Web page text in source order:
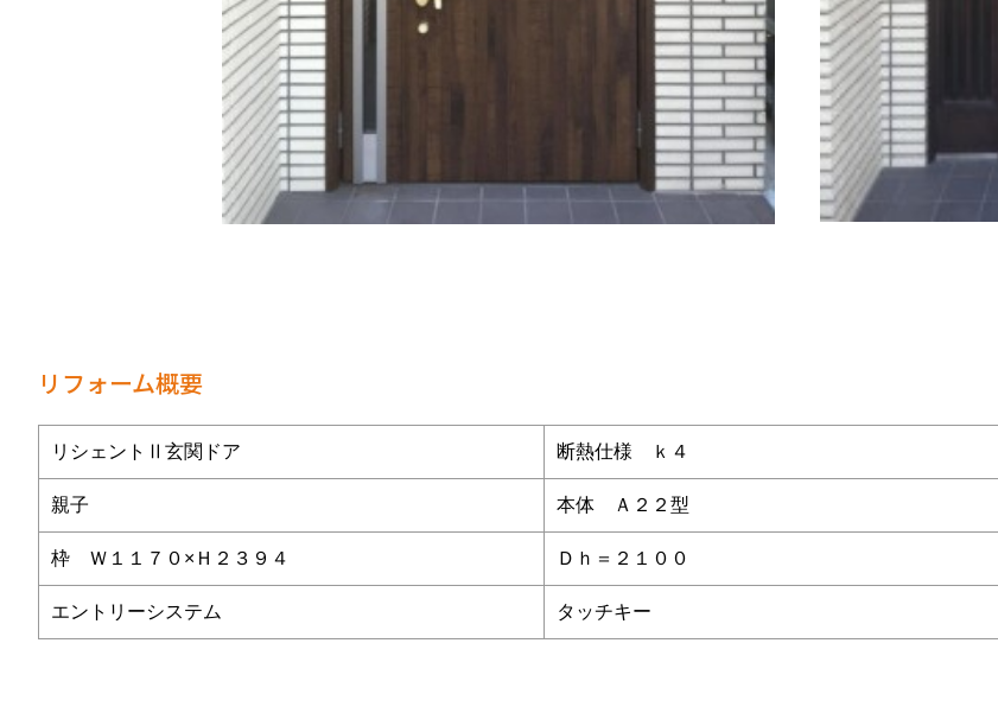
リフォーム概要
リシェントⅡ玄関ドア 断熱仕様 ｋ４
親子 本体 Ａ２２型
枠 Ｗ１１７０×Ｈ２３９４ Ｄｈ＝２１００
エントリーシステム タッチキー